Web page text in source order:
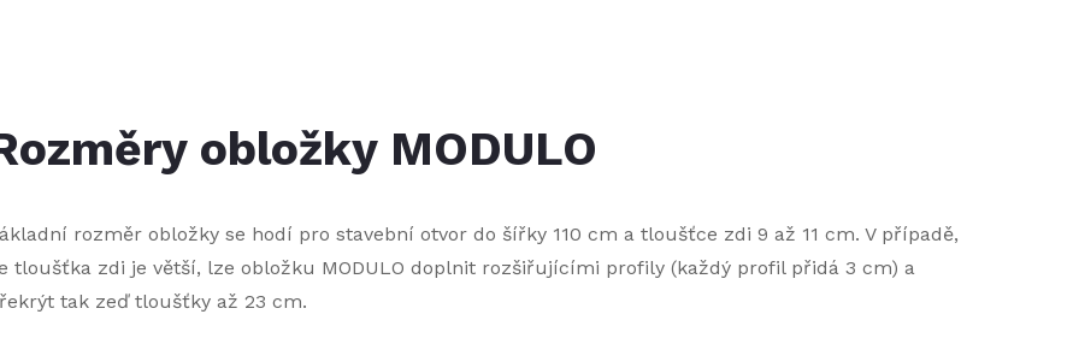
obložky MODULO
rozměr obložky se hodí pro stavební otvor do šířky 110 cm a tloušťce zdi 9 až 11 cm. V případě,
tloušťka zdi je větší, lze obložku MODULO doplnit rozšiřujícími profily (každý profil přidá 3 cm) a
tak zeď tloušťky až 23 cm.